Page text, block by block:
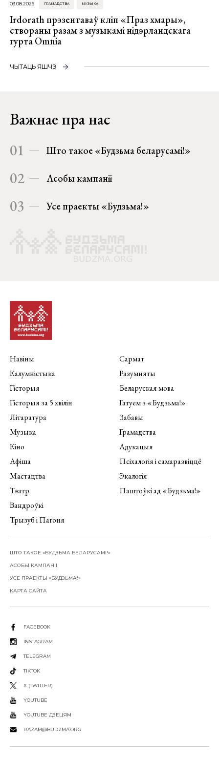
03.08.2026 ГРАМАДСТВА МУЗЫКА
Irdorath прэзентаваў кліп «Праз хмары»,
створаны разам з музыкамі нідэрландскага
гурта Omnia
ЧЫТАЦЬ ЯШЧЭ
Важнае пра нас
01 Што такое «Будзьма беларусамі!»
02 Асобы кампаніі
03 Усе праекты «Будзьма!»
Навіны
Калумністыка
Гісторыя
Гісторыя за 5 хвілін
Літаратура
Музыка
Кіно
Афіша
Мастацтва
Тэатр
Вандроўкі
Трызуб і Пагоня
Сармат
Разумняты
Беларуская мова
Гатуем з «Будзьма!»
Забавы
Грамадства
Адукацыя
Псіхалогія і самаразвіццё
Экалогія
Паштоўкі ад «Будзьма!»
ШТО ТАКОЕ «БУДЗЬМА БЕЛАРУСАМІ!»
АСОБЫ КАМПАНІІ
УСЕ ПРАЕКТЫ «БУДЗЬМА!»
КАРТА САЙТА
FACEBOOK
INSTAGRAM
TELEGRAM
TIKTOK
X (TWITTER)
YOUTUBE
YOUTUBE ДЗЕЦЯМ
RAZAM@BUDZMA.ORG